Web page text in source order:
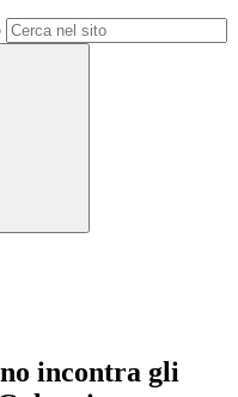
incontra gli